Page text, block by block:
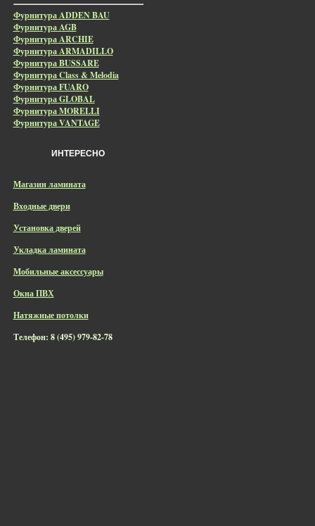
Фурнитура ADDEN BAU
Фурнитура AGB
Фурнитура ARCHIE
Фурнитура ARMADILLO
Фурнитура BUSSARE
Фурнитура Class & Melodia
Фурнитура FUARO
Фурнитура GLOBAL
Фурнитура MORELLI
Фурнитура VANTAGE
ИНТЕРЕСНО
Магазин ламината
Входные двери
Установка дверей
Укладка ламината
Мобильные аксессуары
Окна ПВХ
Натяжные потолки
Телефон: 8 (495) 979-82-78